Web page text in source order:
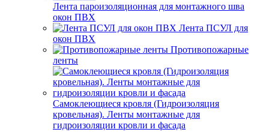
Лента пароизоляционная для монтажного шва
окон ПВХ
Лента ПСУЛ для
окон ПВХ
Противопожарные
ленты
Самоклеющиеся кровля (Гидроизоляция
кровельная). Ленты монтажные для
гидроизоляции кровли и фасада